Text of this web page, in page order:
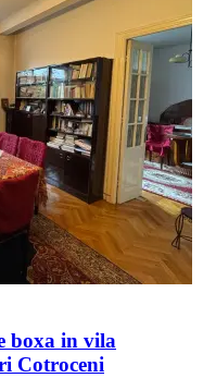
boxa in vila
Cotroceni